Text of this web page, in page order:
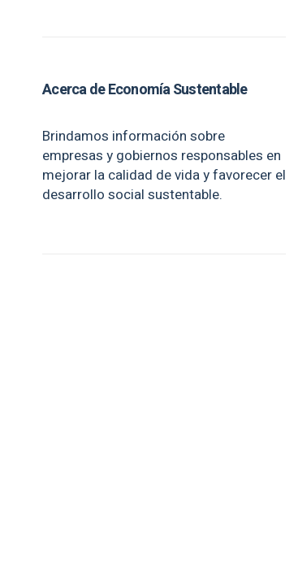
Acerca de Economía Sustentable
Brindamos información sobre
empresas y gobiernos responsables en
mejorar la calidad de vida y favorecer el
desarrollo social sustentable.